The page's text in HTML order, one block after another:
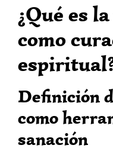
¿Qué es
como
Definición
como
sanación